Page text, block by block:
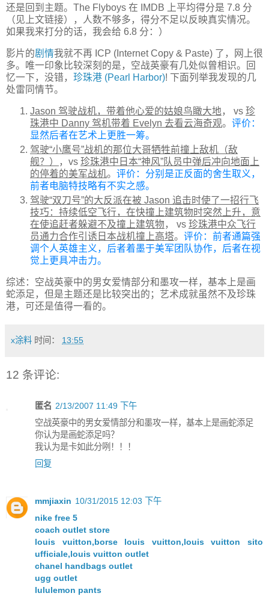
还是回到主题。The Flyboys 在 IMDB 上平均得分是 7.8 分
（见上文链接），人数不够多，得分不足以反映真实情况。
如果我来打分的话，我会给 6.8 分：）
影片的剧情我就不再 ICP (Internet Copy & Paste) 了，网上很
多。唯一印象比较深刻的是，空战英豪有几处似曾相识。回
忆一下，没错， 珍珠港 (Pearl Harbor)! 下面列举我发现的几
处雷同情节。
Jason 驾驶战机，带着他心爱的姑娘鸟瞰大地， vs 珍
珠港中 Danny 驾机带着 Evelyn 去看云海奇观。 评价：
显然后者在艺术上更胜一筹。
驾驶“小鹰号”战机的那位大哥牺牲前撞上敌机（敌
舰？）
，vs 珍珠港中日本“神风”队员中弹后冲向地面上
的停着的美军战机。 评价：分别是正反面的舍生取义，
前者电脑特技略有不实之感。
驾驶“双刀号”的大反派在被 Jason 追击时使了一招行飞
技巧：持续低空飞行，在快撞上建筑物时突然上升，意
在使追赶者躲避不及撞上建筑物， vs 珍珠港中众飞行
员通力合作引诱日本战机撞上高塔。 评价：前者通篇强
调个人英雄主义，后者着墨于美军团队协作，后者在视
觉上更具冲击力。
综述：空战英豪中的男女爱情部分和墨攻一样，基本上是画
蛇添足，但是主题还是比较突出的；艺术成就虽然不及珍珠
港，可还是值得一看的。
x涂料 时间： 13:55
12 条评论:
匿名 2/13/2007 11:49 下午
空战英豪中的男女爱情部分和墨攻一样，基本上是画蛇添足
你认为是画蛇添足吗？
我认为是卡如此分咧！！！
回复
mmjiaxin 10/31/2015 12:03 下午
nike free 5
coach outlet store
louis vuitton,borse louis vuitton,louis vuitton sito
ufficiale,louis vuitton outlet
chanel handbags outlet
ugg outlet
lululemon pants